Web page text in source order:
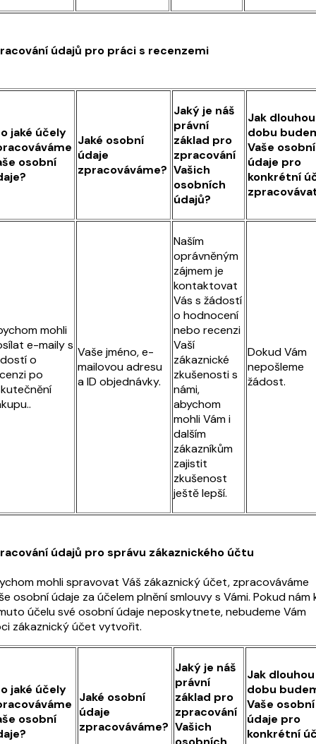
údajů pro práci s recenzemi
jaké účely
osobní
Jaké osobní
údaje
zpracováváme?
Jaký je náš
právní
základ pro
zpracování
Vašich
osobních
údajů?
Jak dlouhou
dobu
Vaše osobní
údaje pro
konkrétní
mohli
e-maily s
o
po
Vaše jméno, e-
mailovou adresu
a ID objednávky.
Naším
oprávněným
zájmem je
kontaktovat
Vás s žádostí
o hodnocení
nebo recenzi
Vaší
zákaznické
zkušenosti s
námi,
abychom
mohli Vám i
dalším
zákazníkům
zajistit
zkušenost
ještě lepší.
Dokud Vám
nepošleme
žádost.
údajů pro správu zákaznického účtu
mohli spravovat Váš zákaznický účet, zpracováváme
osobní údaje za účelem plnění smlouvy s Vámi. Pokud nám
účelu své osobní údaje neposkytnete, nebudeme Vám
zákaznický účet vytvořit.
jaké účely
osobní
Jaké osobní
údaje
zpracováváme?
Jaký je náš
právní
základ pro
zpracování
Vašich
Jak dlouhou
dobu
Vaše osobní
údaje pro
konkrétní